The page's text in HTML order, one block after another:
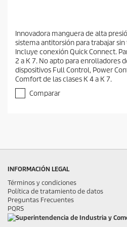
Innovadora manguera de alta
sistema antitorsión para trabajar
Incluye conexión Quick Connect.
2 a K 7. No apto para enrolladores
dispositivos Full Control, Power
Comfort de las clases K 4 a K 7.
Comparar
INFORMACIÓN LEGAL
Términos y condiciones
Política de tratamiento de datos
Preguntas Frecuentes
PQRS